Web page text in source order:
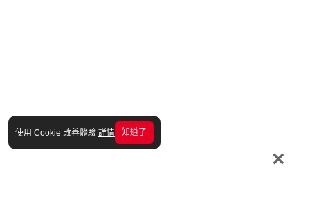
使用 Cookie 改善體驗 詳情 知道了
×